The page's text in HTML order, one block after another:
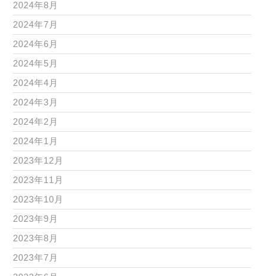
2024年8月
2024年7月
2024年6月
2024年5月
2024年4月
2024年3月
2024年2月
2024年1月
2023年12月
2023年11月
2023年10月
2023年9月
2023年8月
2023年7月